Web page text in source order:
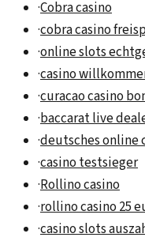
·Cobra casino
·cobra casino
·online slots
·casino
·curacao casino
·baccarat live
·deutsches online
·casino testsieger
·Rollino casino
·rollino casino 25
·casino slots